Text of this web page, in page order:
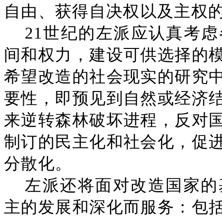
自由、获得自决权以及主权
21世纪的左派应认真考
间和权力，建设可供选择的
希望改造的社会现实的研究
要性，即预见到自然或经济
来逆转森林破坏进程，反对
制订的民主化和社会化，促
分散化。
左派还将面对改造国家
主的发展和深化而服务：包